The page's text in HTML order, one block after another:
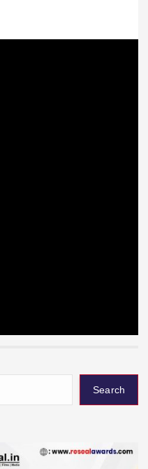
Search